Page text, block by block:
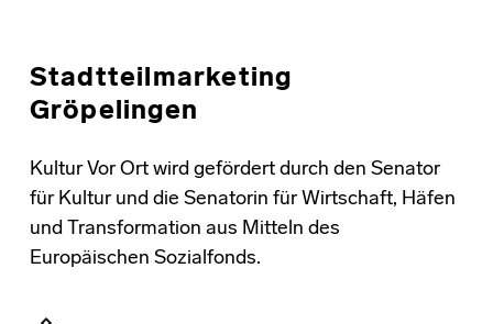
Stadtteilmarketing
Gröpelingen
Kultur Vor Ort wird gefördert durch den Senator
für Kultur und die Senatorin für Wirtschaft, Häfen
und Transformation aus Mitteln des
Europäischen Sozialfonds.